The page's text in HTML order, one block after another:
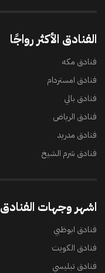
الفنادق الأكثر رواجًا
فنادق مكه
فنادق امستردام
فنادق بالي
فنادق الرياض
فنادق مدريد
فنادق شرم الشيخ
اشهر وجهات الفنادق
فنادق ابوظبي
فنادق الكويت
فنادق تبليسي